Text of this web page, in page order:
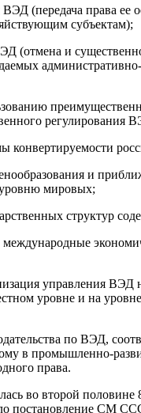
ВЭД (передача права ее
субъектам);
(отмена и
регулирования
конвертируемости
и
мировых;
структур
управления ВЭД
уровне и на
по ВЭД,
в промышленно-
права.
во второй половине
постановление СМ